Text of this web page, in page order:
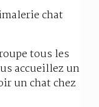
chat
tous les
accueillez un
un chat chez